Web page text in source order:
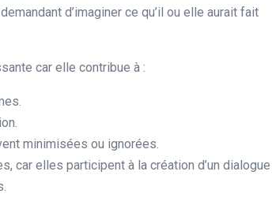
d’imaginer ce qu’il ou elle aurait fait
car elle contribue à :
minimisées ou ignorées.
car elles participent à la création d’un dialogue